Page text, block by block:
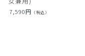
7,590円 （税込）